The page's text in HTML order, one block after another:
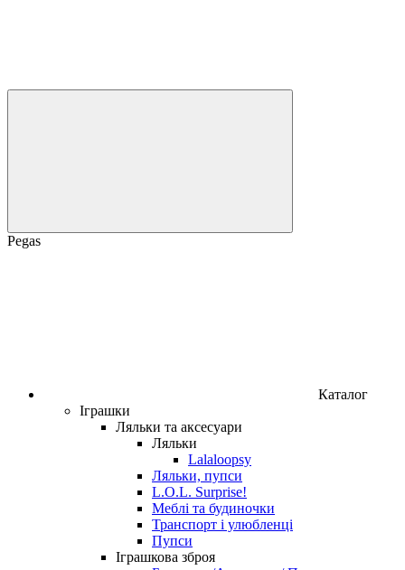
Pegas
Каталог
Іграшки
Ляльки та аксесуари
Ляльки
Lalaloopsy
Ляльки, пупси
L.O.L. Surprise!
Меблі та будиночки
Транспорт і улюбленці
Пупси
Іграшкова зброя